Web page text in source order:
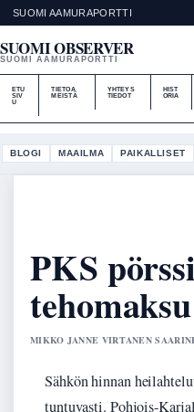
SUOMI AAMURAPORTTI
SUOMI OBSERVER
SUOMI AAMURAPORTTI
ETU
SIV
U
TIETOA
MEISTÄ
YHTEYS
TIEDOT
HIST
ORIA
BLOGI MAAILMA PAIKALLISET
PKS
tehomaksu
MIKKO JANNE VIRTANEN
Sähkön hinnan
tuntuvasti. Pohjois-